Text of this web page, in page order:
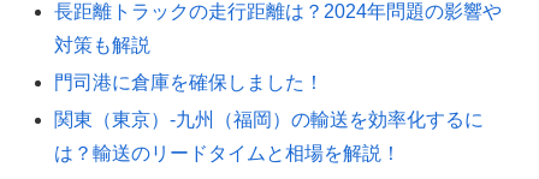
長距離トラックの走行距離は？2024年問題の影響や
対策も解説
門司港に倉庫を確保しました！
関東（東京）-九州（福岡）の輸送を効率化するに
は？輸送のリードタイムと相場を解説！